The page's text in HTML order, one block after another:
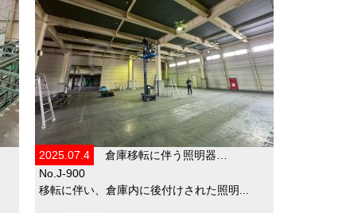
2025.07.4
倉庫移転に伴う照明器…
No.J-900
移転に伴い、倉庫内に後付けされた照明...